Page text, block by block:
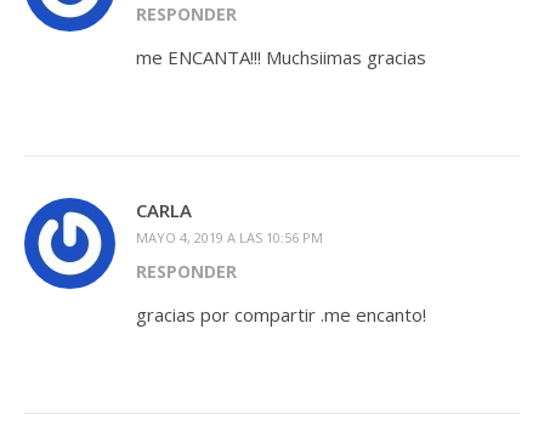
RESPONDER
me ENCANTA!!! Muchsiimas gracias
CARLA
MAYO 4, 2019 A LAS 10:56 PM
RESPONDER
gracias por compartir .me encanto!